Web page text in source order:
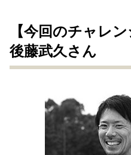
【今回のチャレン
後藤武久さん